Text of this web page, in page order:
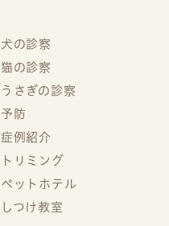
犬の診察
猫の診察
うさぎの診察
予防
症例紹介
トリミング
ペットホテル
しつけ教室